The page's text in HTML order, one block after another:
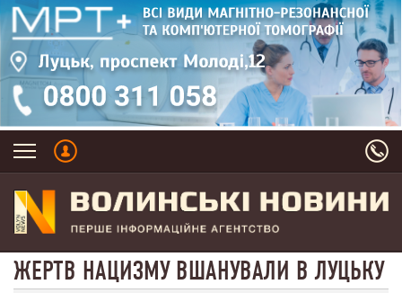
ЖЕРТВ НАЦИЗМУ ВШАНУВАЛИ В ЛУЦЬКУ